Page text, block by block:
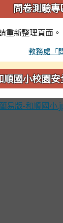
問卷測驗專
重新整理頁面。
教務處「
順國小校園安